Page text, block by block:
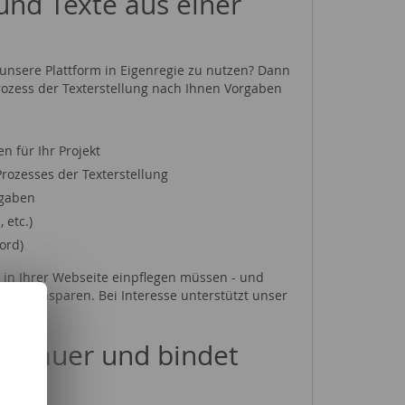
Plattform in Eigenregie zu nutzen? Dann
der Texterstellung nach Ihnen Vorgaben
für Ihr Projekt
der Texterstellung
etc.)
Ihrer Webseite einpflegen müssen - und
einsparen. Bei Interesse unterstützt unser
und bindet